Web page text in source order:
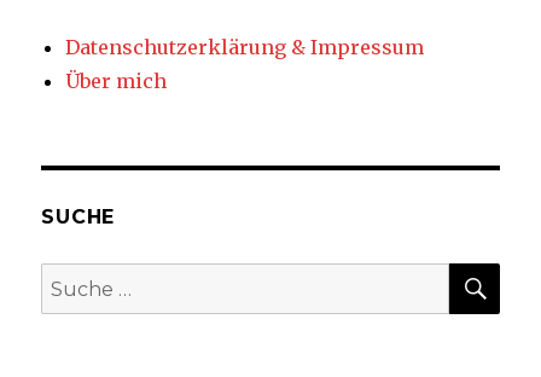
Datenschutzerklärung & Impressum
Über mich
SUCHE
Suche
nach: